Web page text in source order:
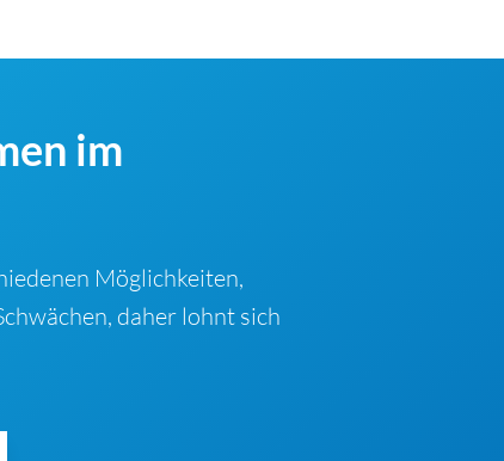
im
Möglichkeiten,
daher lohnt sich